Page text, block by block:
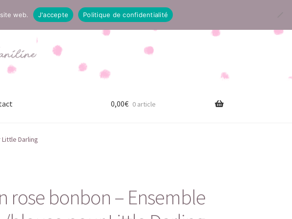
Panier
0,00€ 0 article
Darling
rose bonbon – Ensemble
web. J'accepte Politique de confidentialité